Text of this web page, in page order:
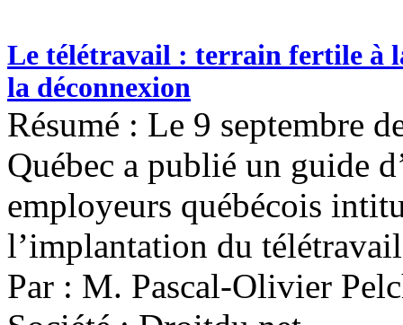
Le télétravail : terrain fertile à
la déconnexion
Résumé : Le 9 septembre
Québec a publié un guide
employeurs québécois
l’implantation du
Par : M. Pascal-Olivier